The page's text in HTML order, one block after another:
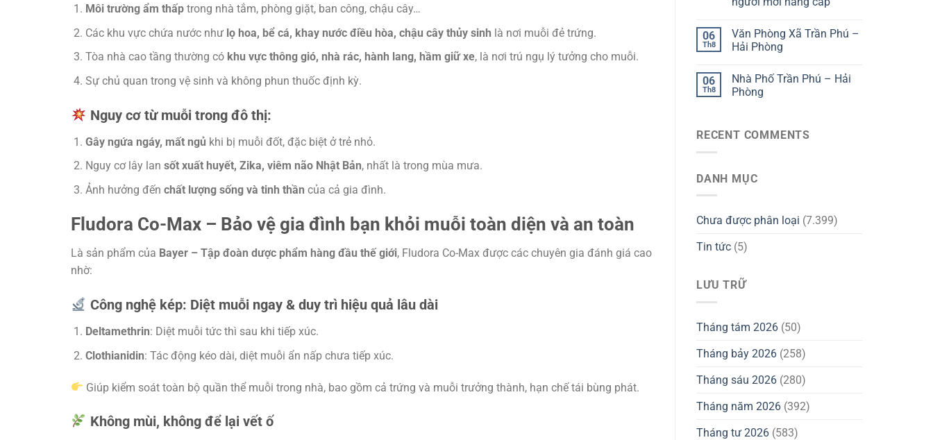
Môi trường ẩm thấptrong nhà tắm, phòng giặt, ban công, chậu cây…
Các khu vực chứa nước như lọ hoa, bể cá, khay nước điều hòa, chậu cây thủy sinh là nơi muỗi đẻ trứng.
Tòa nhà cao tầng thường có khu vực thông gió, nhà rác, hành lang, hầm giữ xe, là nơi trú ngụ lý tưởng cho muỗi.
Sự chủ quan trong vệ sinh và không phun thuốc định kỳ.
Nguy cơ từ muỗi trong đô thị:
Gây ngứa ngáy, mất ngủ khi bị muỗi đốt, đặc biệt ở trẻ nhỏ.
Nguy cơ lây lan sốt xuất huyết, Zika, viêm não Nhật Bản, nhất là trong mùa mưa.
Ảnh hưởng đến chất lượng sống và tinh thần của cả gia đình.
Fludora Co-Max – Bảo vệ gia đình bạn khỏi muỗi toàn diện và an toàn
Là sản phẩm của Bayer – Tập đoàn dược phẩm hàng đầu thế giới, Fludora Co-Max được các chuyên gia đánh giá cao
nhờ:
Công nghệ kép: Diệt muỗi ngay & duy trì hiệu quả lâu dài
Deltamethrin: Diệt muỗi tức thì sau khi tiếp xúc.
Clothianidin: Tác động kéo dài, diệt muỗi ẩn nấp chưa tiếp xúc.
Giúp kiểm soát toàn bộ quần thể muỗi trong nhà, bao gồm cả trứng và muỗi trưởng thành, hạn chế tái bùng phát.
Không mùi, không để lại vết ố
06
Th8
Văn Phòng Xã Trần Phú –
Hải Phòng
06
Th8
Nhà Phố Trần Phú – Hải
Phòng
RECENT COMMENTS
DANH MỤC
Chưa được phân loại (7.399)
Tin tức (5)
LƯU TRỮ
Tháng tám 2026 (50)
Tháng bảy 2026 (258)
Tháng sáu 2026 (280)
Tháng năm 2026 (392)
Tháng tư 2026 (583)